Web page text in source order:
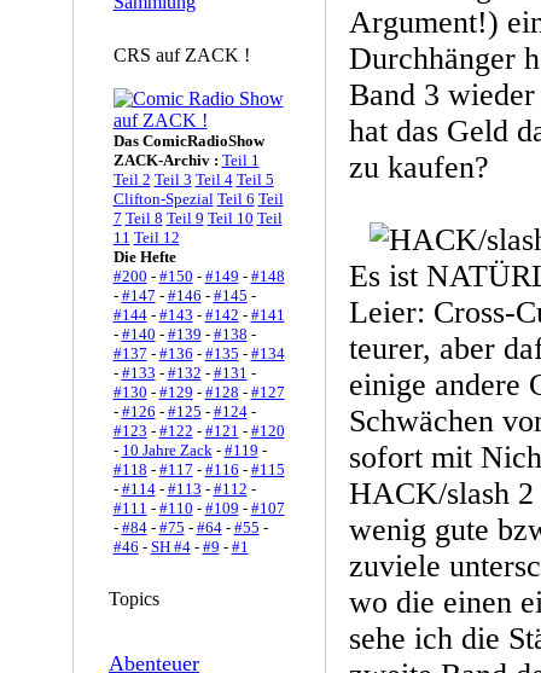
CRS auf ZACK !
Das ComicRadioShow
ZACK-Archiv : Teil 1
Teil 2 Teil 3 Teil 4 Teil 5
Clifton-Spezial Teil 6 Teil
7 Teil 8 Teil 9 Teil 10 Teil
11 Teil 12
Die Hefte
#200 - #150 - #149 - #148
- #147 - #146 - #145 -
#144- #143 - #142 - #141
- #140 - #139 - #138 -
#137 - #136 - #135 - #134
- #133 - #132 - #131 -
#130 - #129 - #128 - #127
- #126 - #125 - #124-
#123 - #122 - #121 - #120
- 10 Jahre Zack- #119 -
#118 - #117 - #116 - #115
- #114- #113 - #112 -
#111 - #110 - #109 - #107
- #84- #75 - #64- #55 -
#46 - SH #4- #9 - #1
Topics
Abenteuer
Argument!)
Durchhänger
Band 3
hat das Geld
zu kaufen?
Es ist
Leier: Cross-
teurer, aber
einige andere
Schwächen
sofort mit
HACK/slash 2
wenig gute
zuviele
wo die einen
sehe ich die